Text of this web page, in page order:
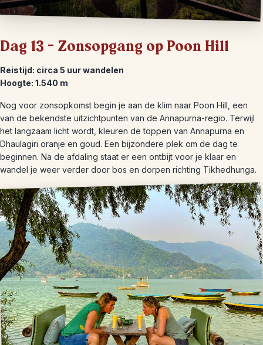
Dag 13 – Zonsopgang op Poon Hill
Reistijd: circa 5 uur wandelen
Hoogte: 1.540 m
Nog voor zonsopkomst begin je aan de klim naar Poon Hill, een
van de bekendste uitzichtpunten van de Annapurna-regio. Terwijl
het langzaam licht wordt, kleuren de toppen van Annapurna en
Dhaulagiri oranje en goud. Een bijzondere plek om de dag te
beginnen. Na de afdaling staat er een ontbijt voor je klaar en
wandel je weer verder door bos en dorpen richting Tikhedhunga.